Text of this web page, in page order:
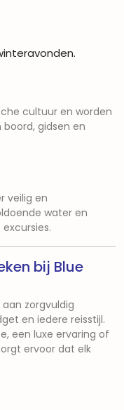
cultuur en worden
gidsen en
veilig en
water en
bij Blue
zorgvuldig
en iedere reisstijl.
een luxe ervaring of
ervoor dat elk